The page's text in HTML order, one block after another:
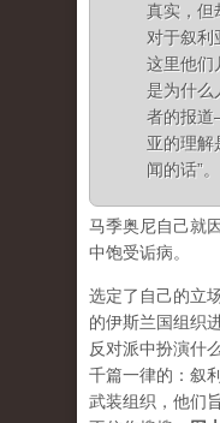
真实，但
对于叙利
这里他们
是为什么
者的报
亚的理解
闻的话”。
马季奥尼自己就
中饱受诟病。
选定了自己的立
的伊斯兰国组织
反对派中扮演什
千篇一律的：叙
武装组织，他们